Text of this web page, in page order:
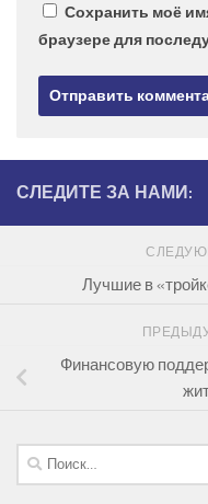
Сохранить моё
браузере для
СЛЕДИТЕ ЗА НАМИ:
Лучшие в
Финансовую
Найти: